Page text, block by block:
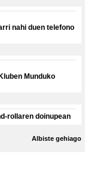
nahi duen telefono
Munduko
rollaren doinupean
Albiste gehiago